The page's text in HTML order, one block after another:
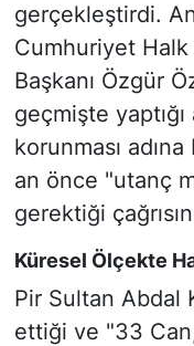
gerçekleştirdi.
Cumhuriyet
Başkanı Özgür
geçmişte yaptığı
korunması
an önce "utanç
gerektiği
Küresel Ölçekte
Pir Sultan Abdal
ettiği ve "33 Can,